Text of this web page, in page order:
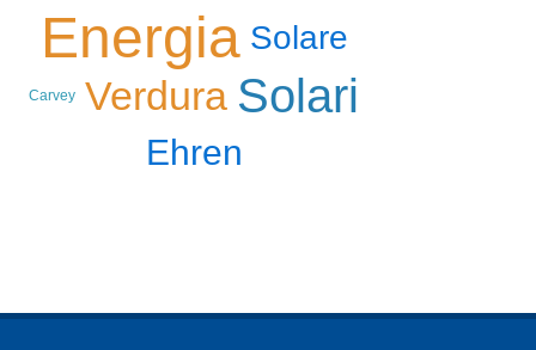
Energia Solare
Carvey Verdura Solari
Ehren